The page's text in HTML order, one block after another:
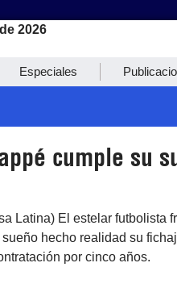
2026
Especiales
cumple su
Latina) El estelar futbolista
hecho realidad su
por cinco años.